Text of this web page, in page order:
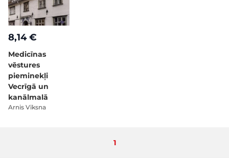
8,14 €
Medicīnas
vēstures
pieminekļi
Vecrīgā un
kanālmalā
Arnis Vīksna
Pašlaik lasāt lapu
1